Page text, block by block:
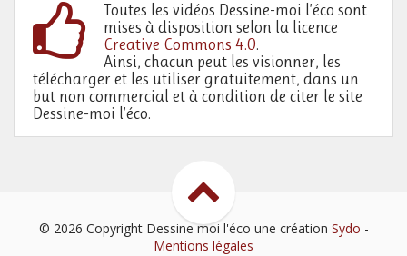
Toutes les vidéos Dessine-moi l’éco sont
mises à disposition selon la licence
Creative Commons 4.0.
Ainsi, chacun peut les visionner, les
télécharger et les utiliser gratuitement, dans un
but non commercial et à condition de citer le site
Dessine-moi l’éco.
© 2026 Copyright Dessine moi l'éco une création Sydo -
Mentions légales